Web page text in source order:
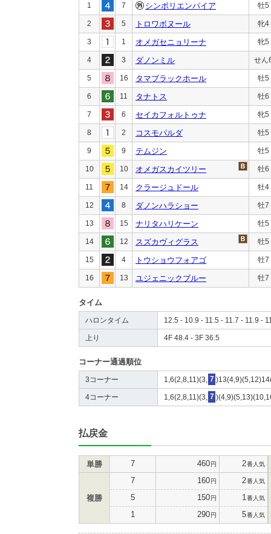
1 7 シンボリエンパイア 牡5
2 5 トロワボヌール 牝4
3 1 オメガセニョリーナ 牝5
4 3 ダノンミル せん
5 16 タマブラックホール 牡5
6 11 タナトス 牡6
7 6 セイカフォルトゥナ 牝5
8 2 コスモパルダ 牡5
9 9 テムジン 牡5
10 10 オメガスカイツリー 牡6
11 14 クラージュドール 牡4
12 8 ダノンハラショー 牡7
13 15 ナリタハリケーン 牡5
14 12 スズカヴィグラス 牡5
15 4 トウショウフォアゴ 牡7
16 13 ユジェニックブルー 牡7
タイム
ハロンタイム 12.5 - 10.9 - 11.5 - 11.7 - 11.9 -
上り 4F 48.4 - 3F 36.5
コーナー通過順位
3コーナー 1,6(2,8,11)(3, 7
4コーナー 1,6(2,8,11)(3, 7
払戻金
単勝 7 460円 2番人気
複勝
7 160円 2番人気
5 150円 1 番人気
1 290円 5番人気